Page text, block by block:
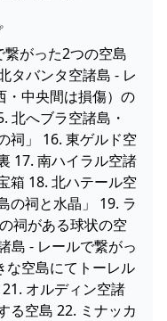
がった2つの空島
タバンタ空諸島 - レ
・中央間は損傷）の
北へブラ空諸島・
祠」 16. 東ゲルド空
17. 南ハイラル空諸
箱 18. 北ハテール空
の祠と水晶」 19. ラ
祠がある球状の空
島 - レールで繋がっ
な空島にてトーレル
オルディン空諸
る空島 22. ミナッカ